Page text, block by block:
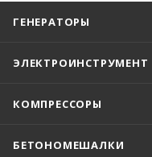
ГЕНЕРАТОРЫ
ЭЛЕКТРОИНСТРУМЕНТ
КОМПРЕССОРЫ
БЕТОНОМЕШАЛКИ